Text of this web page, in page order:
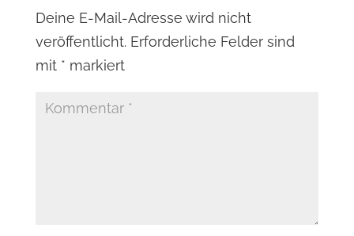
Deine E-Mail-Adresse wird nicht
veröffentlicht. Erforderliche Felder sind
mit * markiert